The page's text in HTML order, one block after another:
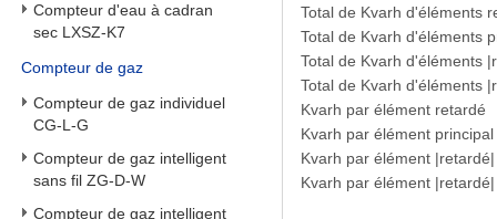
Compteur d'eau à cadran
sec LXSZ-K7
Compteur de gaz
Compteur de gaz individuel
CG-L-G
Compteur de gaz intelligent
sans fil ZG-D-W
Compteur de gaz intelligent
Total de Kvarh d'éléments
Total de Kvarh d'éléments
Total de Kvarh d'éléments
Total de Kvarh d'éléments
Kvarh par élément retardé
Kvarh par élément principal
Kvarh par élément
Kvarh par élément